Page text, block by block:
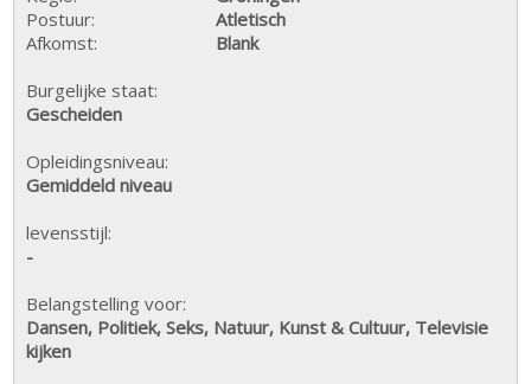
Postuur:
Atletisch
Afkomst:
Blank
Burgelijke staat:
Gescheiden
Opleidingsniveau:
Gemiddeld niveau
levensstijl:
-
Belangstelling voor:
Dansen, Politiek, Seks, Natuur, Kunst & Cultuur, Televisie
kijken